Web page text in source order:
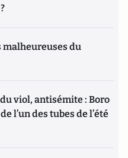
malheureuses du
viol, antisémite : Boro
l’un des tubes de l’été